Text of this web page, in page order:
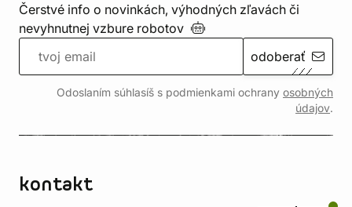
Čerstvé info o novinkách, výhodných zľavách či
nevyhnutnej vzbure robotov
odoberať
Odoslaním súhlasíš s podmienkami ochrany osobných
údajov.
kontakt